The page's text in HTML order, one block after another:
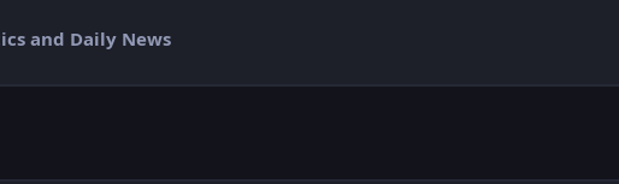
and Daily News